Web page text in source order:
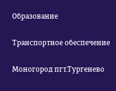
Образование
Транспортное обеспечение
Моногород пгт.Тургенево